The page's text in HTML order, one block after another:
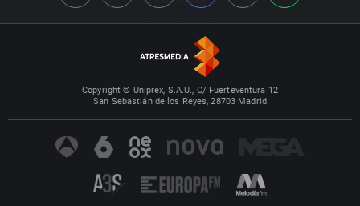
Copyright © Uniprex, S.A.U., C/ Fuerteventura 12
San Sebastián de los Reyes, 28703 Madrid